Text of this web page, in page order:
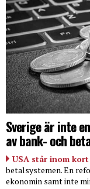
Sverige är inte
av bank- och
USA står inom kort
betalsystemen. En
ekonomin samt inte